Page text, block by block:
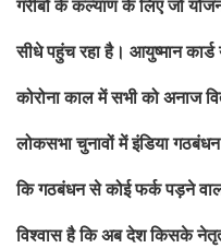
गरीबों के कल्याण के लिए जो
सीधे पहुंच रहा है। आयुष्मान
कोरोना काल में सभी को अनाज
लोकसभा चुनावों में इंडिया
कि गठबंधन से कोई फर्क पड़ने
विश्वास है कि अब देश किसके